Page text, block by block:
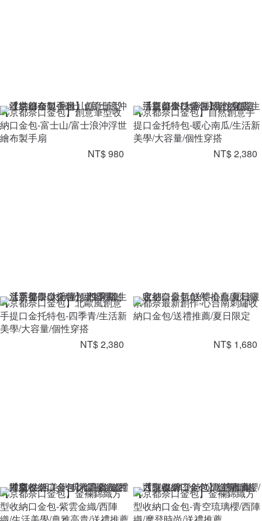
【京都奈口金包】創意筆型收
納口金包-富士山/富士浪沖浮世
繪布製手扇
NT$ 980
【京都奈口金包】自然創意手
提口金托特包-暖心南瓜/生活新
美學/大容量/個性穿搭
NT$ 2,380
【京都奈口金包】北歐風創意
手提口金托特包-四季青/生活新
美學/大容量/個性穿搭
NT$ 2,380
京都奈最新創作-心台南刺繡收
納口金包/送禮推薦/夏日限定
NT$ 1,680
【京都奈口金包】金襴錦織方
型收納口金包-紫雲金織/西陣
【京都奈口金包】金襴錦織方
型收納口金包-青空琉璃櫻/西陣